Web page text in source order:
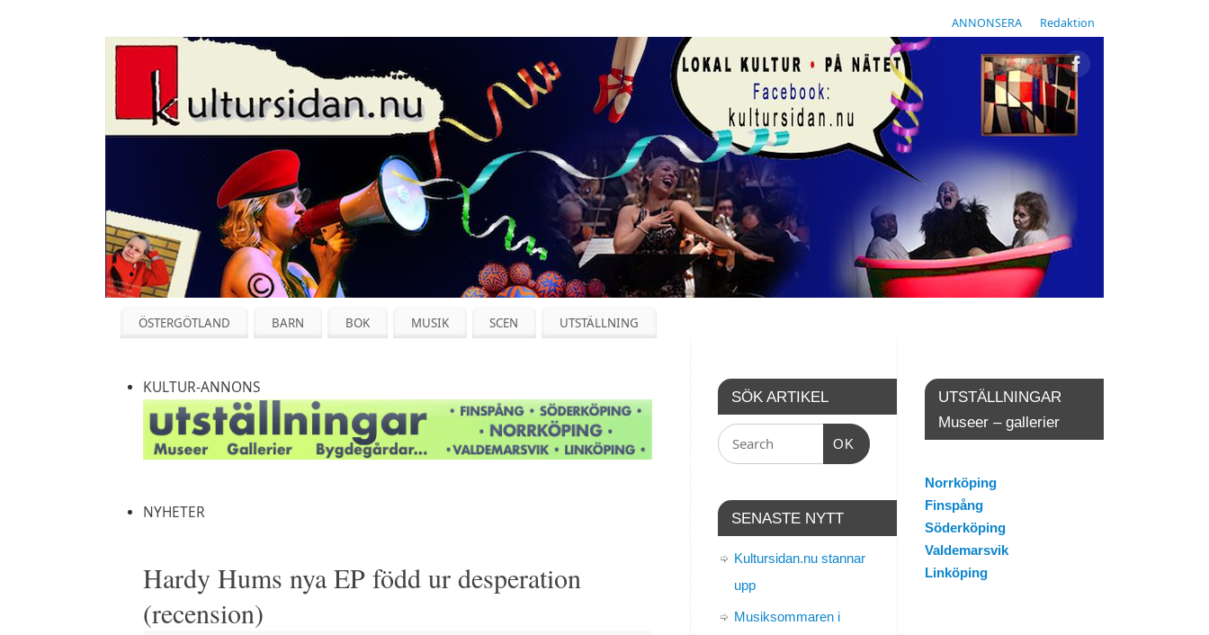
ANNONSERA Redaktion
ÖSTERGÖTLAND BARN BOK MUSIK SCEN UTSTÄLLNING
KULTUR-ANNONS
NYHETER
Hardy Hums nya EP född ur desperation
(recension)
UTSTÄLLNINGAR
Museer – gallerier
Norrköping
Finspång
Söderköping
Valdemarsvik
Linköping
SÖK ARTIKEL
OK
SENASTE NYTT
Kultursidan.nu stannar
upp
Musiksommaren i